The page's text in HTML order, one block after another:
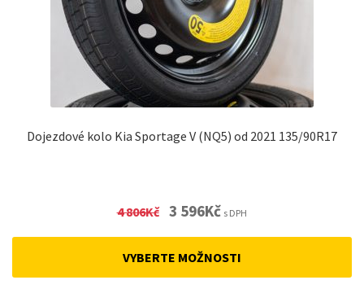
Dojezdové kolo Kia Sportage V (NQ5) od 2021 135/90R17
4 806Kč Original
3 596KčCurrent
s DPH
VYBERTE MOŽNOSTI